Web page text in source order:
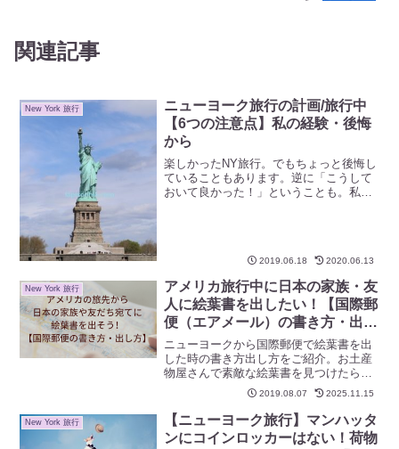
関連記事
New York 旅行
ニューヨーク旅行の計画/旅行中
【6つの注意点】私の経験・後悔
から
楽しかったNY旅行。でもちょっと後悔し
ていることもあります。逆に「こうして
おいて良かった！」ということも。私の
立てれば幸いです。2019.06.18 2020.06.13
New York 旅行
アメリカ旅行中に日本の家族・友
人に絵葉書を出したい！【国際郵
便（エアメール）の書き方・出し
方】
ニューヨークから国際郵便で絵葉書を出
した時の書き方出し方をご紹介。お土産
物屋さんで素敵な絵葉書を見つけたら、
切手も一緒に買って、ぜひ日本にいる友
だちや家族に出してみましょう。JAPAN
とAIR MAILだけ英語で書けばあとは日本
語でOK！
2019.08.07 2025.11.15
New York 旅行
【ニューヨーク旅行】マンハッタ
ンにコインロッカーはない！荷物